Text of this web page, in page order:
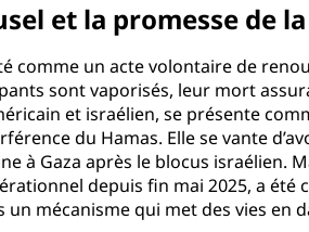
et la promesse de la
comme un acte volontaire de
sont vaporisés, leur mort
et israélien, se présente
du Hamas. Elle se vante
à Gaza après le blocus israélien.
depuis fin mai 2025, a
un mécanisme qui met des vies en